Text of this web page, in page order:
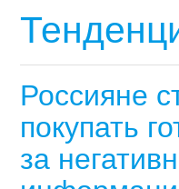
Россияне
покупать
за